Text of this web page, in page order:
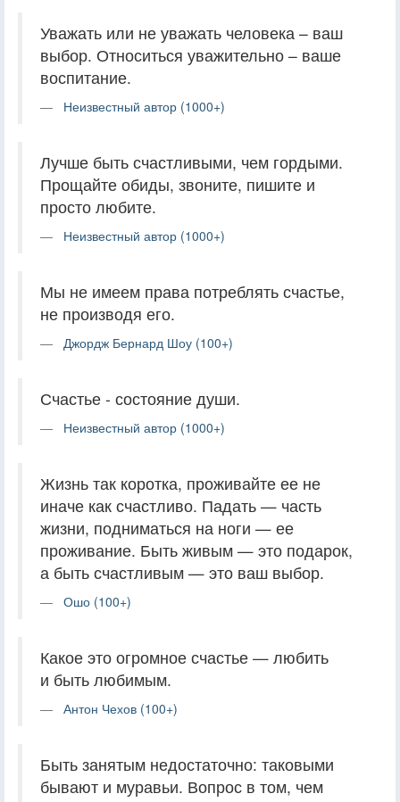
Уважать или не уважать человека – ваш
выбор. Относиться уважительно – ваше
воспитание.
Неизвестный автор (1000+)
Лучше быть счастливыми, чем гордыми.
Прощайте обиды, звоните, пишите и
просто любите.
Неизвестный автор (1000+)
Мы не имеем права потреблять счастье,
не производя его.
Джордж Бернард Шоу (100+)
Счастье - состояние души.
Неизвестный автор (1000+)
Жизнь так коротка, проживайте ее не
иначе как счастливо. Падать — часть
жизни, подниматься на ноги — ее
проживание. Быть живым — это подарок,
а быть счастливым — это ваш выбор.
Ошо (100+)
Какое это огромное счастье — любить
и быть любимым.
Антон Чехов (100+)
Быть занятым недостаточно: таковыми
бывают и муравьи. Вопрос в том, чем